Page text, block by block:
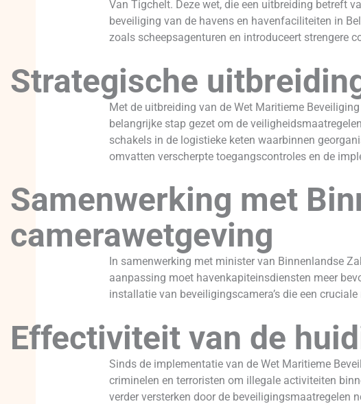
Van Tigchelt. Deze wet, die een uitbreiding betreft
beveiliging van de havens en havenfaciliteiten in
zoals scheepsagenturen en introduceert strengere
Strategische
Met de uitbreiding van de Wet Maritieme
belangrijke stap gezet om de
schakels in de logistieke keten waarbinnen
omvatten verscherpte toegangscontroles en de
Samenwerking met
camerawetgeving
In samenwerking met minister van Binnenlandse
aanpassing moet havenkapiteinsdiensten meer
installatie van beveiligingscamera’s die een
Effectiviteit van de
Sinds de implementatie van de Wet Maritieme
criminelen en terroristen om illegale activiteiten
verder versterken door de beveiligingsmaatregelen